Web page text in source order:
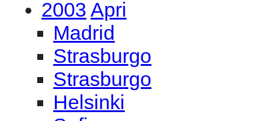
2003 Apri
Madrid
Strasburgo
Strasburgo
Helsinki